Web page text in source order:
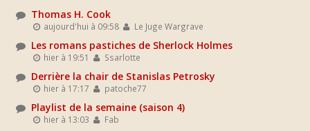
Thomas H. Cook
aujourd'hui à 09:58 Le Juge Wargrave
Les romans pastiches de Sherlock Holmes
hier à 19:51 Ssarlotte
Derrière la chair de Stanislas Petrosky
hier à 17:17 patoche77
Playlist de la semaine (saison 4)
hier à 13:03 Fab